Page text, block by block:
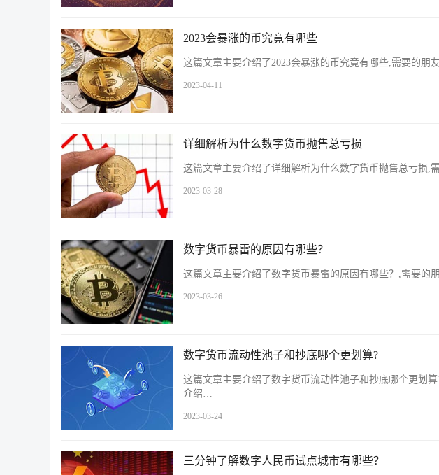
2023会暴涨的币究竟有哪些
这篇文章主要介绍了2023会暴涨的币究竟有哪些,需要的朋
2023-04-11
详细解析为什么数字货币抛售总亏损
这篇文章主要介绍了详细解析为什么数字货币抛售总亏损,
2023-03-28
数字货币暴雷的原因有哪些？
这篇文章主要介绍了数字货币暴雷的原因有哪些？,需要的
2023-03-26
数字货币流动性池子和抄底哪个更划算?
这篇文章主要介绍了数字货币流动性池子和抄底哪个更划
介绍…
2023-03-24
三分钟了解数字人民币试点城市有哪些？